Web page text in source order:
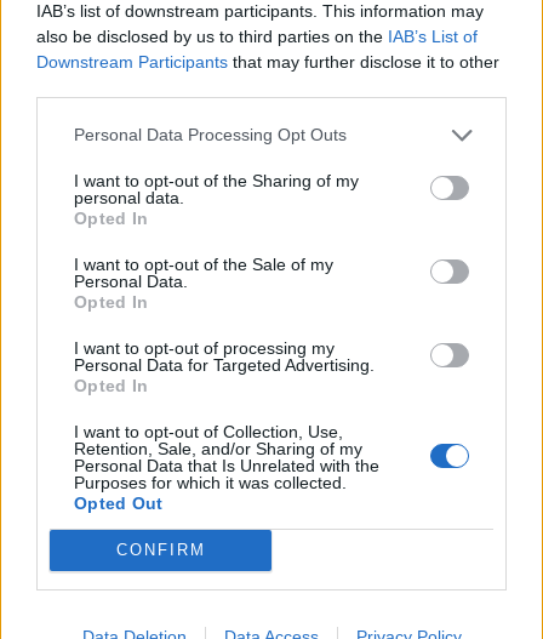
IAB’s list of downstream participants. This information may
also be disclosed by us to third parties on the IAB’s List of
Downstream Participants that may further disclose it to other
Personal Data Processing Opt Outs
I want to opt-out of the Sharing of my
personal data.
Opted In
I want to opt-out of the Sale of my
Personal Data.
Opted In
I want to opt-out of processing my
Personal Data for Targeted Advertising.
Opted In
I want to opt-out of Collection, Use,
Retention, Sale, and/or Sharing of my
Personal Data that Is Unrelated with the
Purposes for which it was collected.
Opted Out
CONFIRM
TAIP PAT SKAITYKITE
Mokslas
32 mln. km/h greičiu:
astronomai susidūrė su
kosmosą: 40 metų
šiukšlėmis